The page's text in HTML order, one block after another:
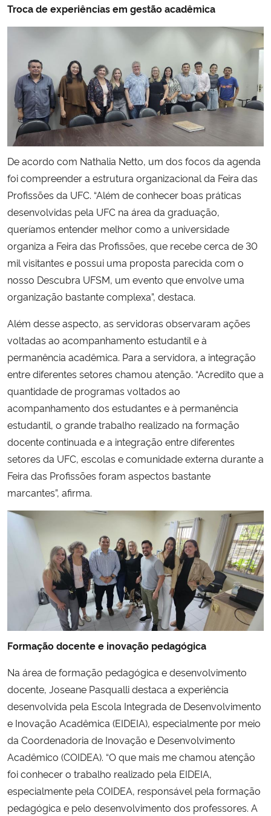
Troca de experiências em gestão acadêmica
De acordo com Nathalia Netto, um dos focos da agenda
foi compreender a estrutura organizacional da Feira das
Profissões da UFC. “Além de conhecer boas práticas
desenvolvidas pela UFC na área da graduação,
queríamos entender melhor como a universidade
organiza a Feira das Profissões, que recebe cerca de 30
mil visitantes e possui uma proposta parecida com o
nosso Descubra UFSM, um evento que envolve uma
organização bastante complexa”, destaca.
Além desse aspecto, as servidoras observaram ações
voltadas ao acompanhamento estudantil e à
permanência acadêmica. Para a servidora, a integração
entre diferentes setores chamou atenção. “Acredito que a
quantidade de programas voltados ao
acompanhamento dos estudantes e à permanência
estudantil, o grande trabalho realizado na formação
docente continuada e a integração entre diferentes
setores da UFC, escolas e comunidade externa durante a
Feira das Profissões foram aspectos bastante
marcantes”, afirma.
Formação docente e inovação pedagógica
Na área de formação pedagógica e desenvolvimento
docente, Joseane Pasqualli destaca a experiência
desenvolvida pela Escola Integrada de Desenvolvimento
e Inovação Acadêmica (EIDEIA), especialmente por meio
da Coordenadoria de Inovação e Desenvolvimento
Acadêmico (COIDEA). “O que mais me chamou atenção
foi conhecer o trabalho realizado pela EIDEIA,
especialmente pela COIDEA, responsável pela formação
pedagógica e pelo desenvolvimento dos professores. A